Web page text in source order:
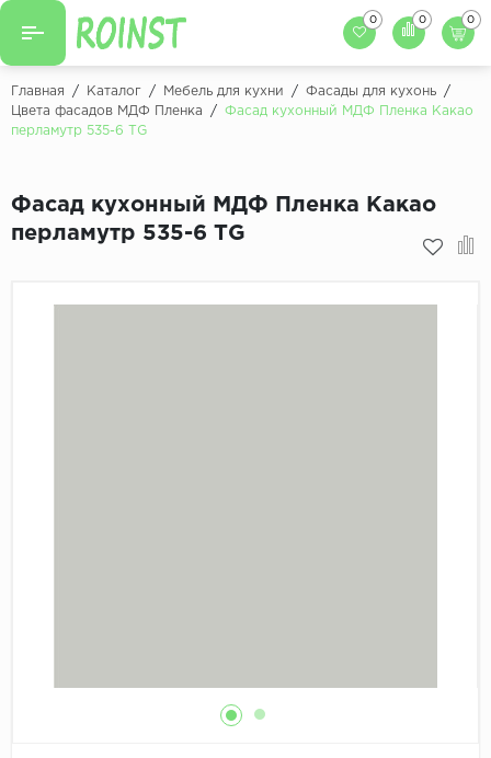
Назад
Кухни на заказ
Назад
Столешницы для
Декоры столешниц
0 0 0
Главная / Каталог / Мебель для кухни / Фасады для кухонь
/
Цвета фасадов МДФ Пленка
/
Фасад кухонный МДФ Пленка Какао
перламутр 535-6 ТG
Фасад кухонный МДФ Пленка Какао
перламутр 535-6 ТG